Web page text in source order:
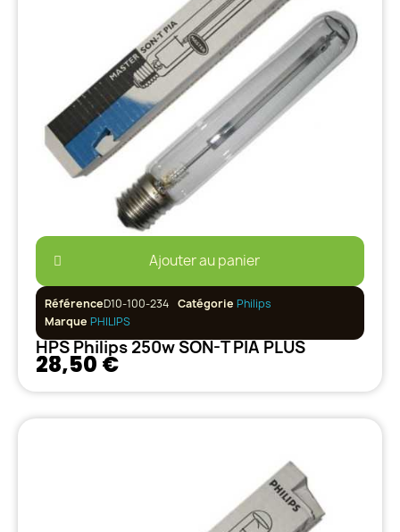
Ajouter au panier
RéférenceD10-100-234 Catégorie Philips
Marque PHILIPS
HPS Philips 250w SON-T PIA PLUS
28,50 €